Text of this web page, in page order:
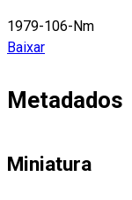
1979-106-Nm
Baixar
Metadados
Miniatura